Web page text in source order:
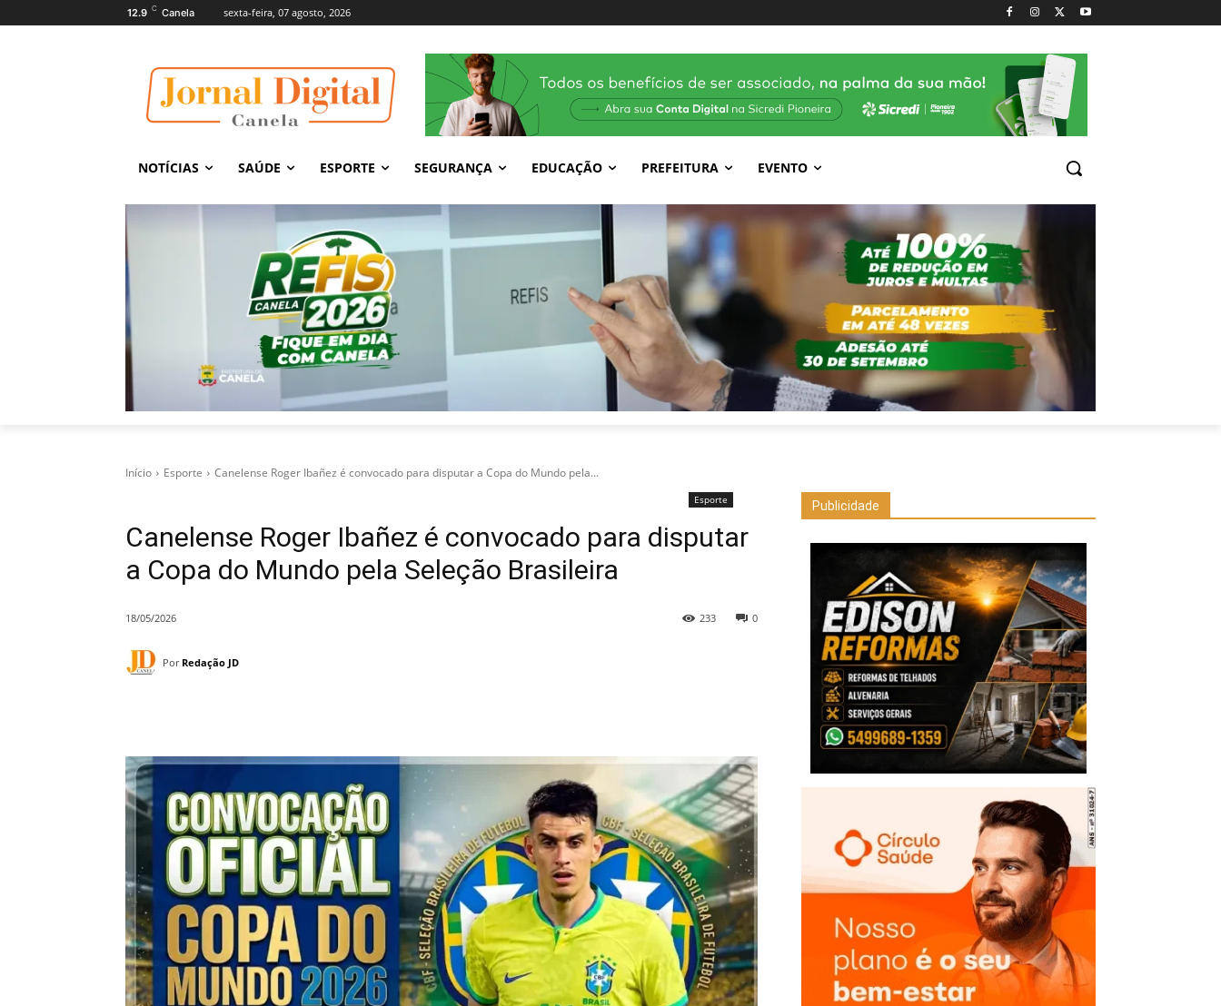
12.9 C Canela sexta-feira, 07 agosto, 2026
NOTÍCIAS SAÚDE ESPORTE SEGURANÇA EDUCAÇÃO PREFEITURA EVENTO
Início Esporte Canelense Roger Ibañez é convocado para disputar a Copa do Mundo pela...
Esporte
Canelense Roger Ibañez é convocado para disputar
a Copa do Mundo pela Seleção Brasileira
18/05/2026 0
233
Por Redação JD
Publicidade